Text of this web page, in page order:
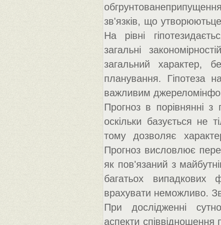
зв'язків, що
На рівні
загальні
загальний характер,
планування. Гіпотеза
важливим
Прогноз в порівнянні з
оскільки базується не
тому дозволяє
Прогноз висловлює
як пов'язаний з
багатьох випадкових
врахувати неможливо.
При дослідженні
аспекти